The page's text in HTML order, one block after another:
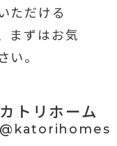
ただける
まずはお気
。
カトリホーム
@katorihomes